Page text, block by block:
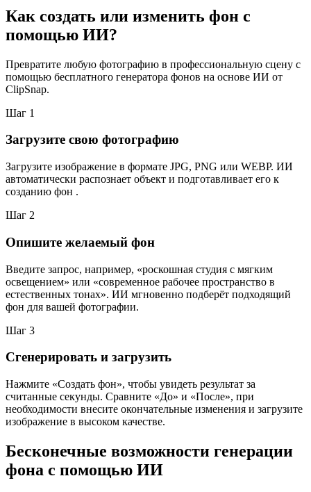
Как создать или изменить фон с
помощью ИИ?
Превратите любую фотографию в профессиональную сцену с
помощью бесплатного генератора фонов на основе ИИ от
ClipSnap.
Шаг 1
Загрузите свою фотографию
Загрузите изображение в формате JPG, PNG или WEBP. ИИ
автоматически распознает объект и подготавливает его к
созданию фон .
Шаг 2
Опишите желаемый фон
Введите запрос, например, «роскошная студия с мягким
освещением» или «современное рабочее пространство в
естественных тонах». ИИ мгновенно подберёт подходящий
фон для вашей фотографии.
Шаг 3
Сгенерировать и загрузить
Нажмите «Создать фон», чтобы увидеть результат за
считанные секунды. Сравните «До» и «После», при
необходимости внесите окончательные изменения и загрузите
изображение в высоком качестве.
Бесконечные возможности генерации
фона с помощью ИИ